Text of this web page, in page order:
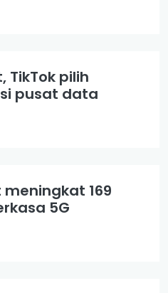
TikTok pilih
pusat data
169
5G